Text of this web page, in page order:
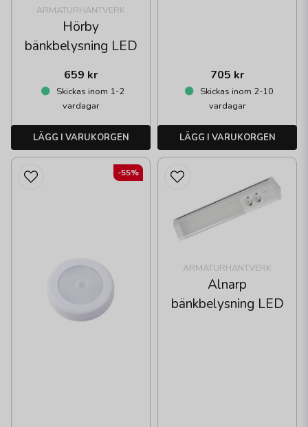
ARMATURHANTVERK
Hörby
bänkbelysning LED
659 kr
Skickas inom 1-2
vardagar
LÄGG I VARUKORGEN
705 kr
Skickas inom 2-10
vardagar
LÄGG I VARUKORGEN
-55%
ARMATURHANTVERK
Alnarp
bänkbelysning LED